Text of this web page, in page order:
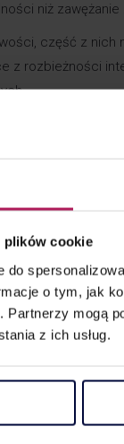
plików cookie
o tym, jak
mogą
z ich usług.
niż
część z
z rozbieżności
transakcje z
ich
zadbać o ich
od
w
w
eksperci
rp.pl